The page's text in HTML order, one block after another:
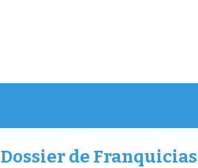
Dossier de Franquicias